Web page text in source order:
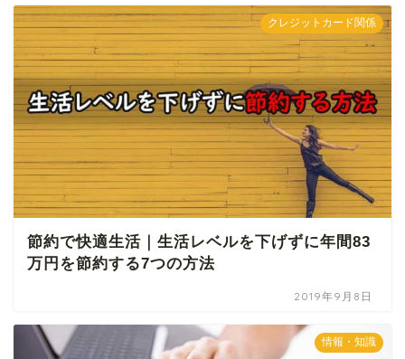
クレジットカード関係
節約で快適生活｜生活レベルを下げずに年間83
万円を節約する7つの方法
2019年9月8日
情報・知識